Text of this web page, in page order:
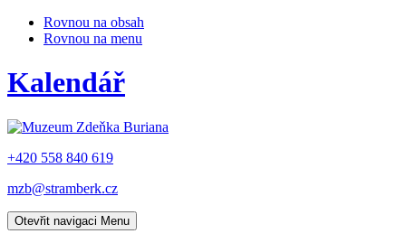
Rovnou na obsah
Rovnou na menu
Kalendář
+420 558 840 619
mzb@stramberk.cz
Otevřit navigaci Menu